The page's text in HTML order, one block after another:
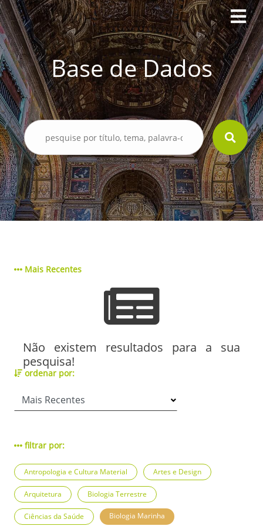
Base de Dados
Mais Recentes
Não existem resultados para a sua
pesquisa!
ordenar por:
filtrar por:
Antropologia e Cultura Material Artes e Design
Arquitetura Biologia Terrestre
Ciências da Saúde Biologia Marinha